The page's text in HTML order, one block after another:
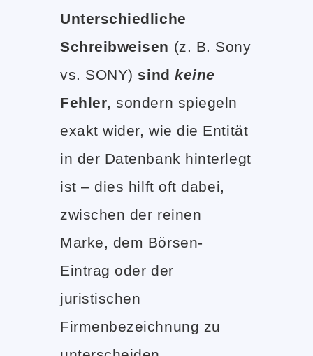
Unterschiedliche
Schreibweisen (z. B. Sony
vs. SONY) sindkeine
Fehler , sondern spiegeln
exakt wider, wie die Entität
in der Datenbank hinterlegt
ist – dies hilft oft dabei,
zwischen der reinen
Marke, dem Börsen-
Eintrag oder der
juristischen
Firmenbezeichnung zu